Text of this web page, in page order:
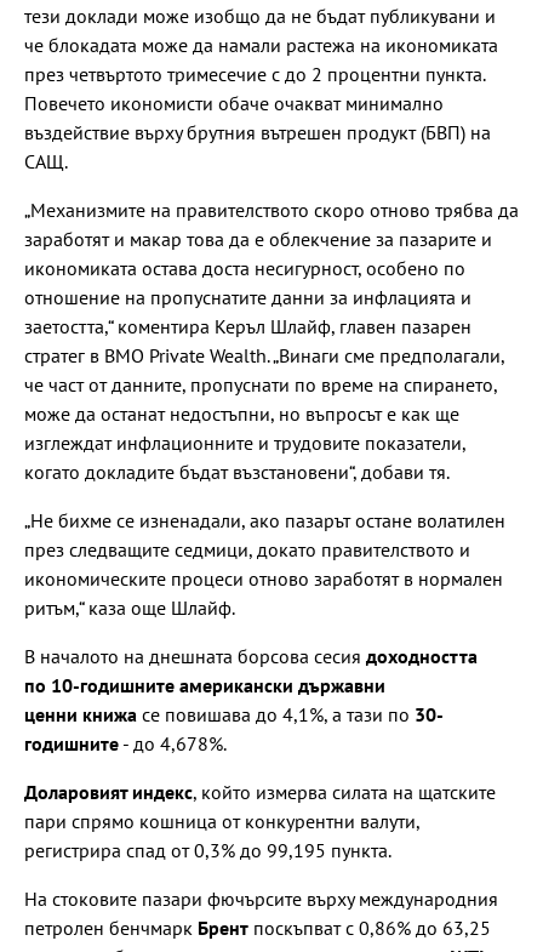
тези доклади може изобщо да не бъдат публикувани и
че блокадата може да намали растежа на икономиката
през четвъртото тримесечие с до 2 процентни пункта.
Повечето икономисти обаче очакват минимално
въздействие върху брутния вътрешен продукт (БВП) на
САЩ.
„Механизмите на правителството скоро отново трябва да
заработят и макар това да е облекчение за пазарите и
икономиката остава доста несигурност, особено по
отношение на пропуснатите данни за инфлацията и
заетостта,“ коментира Керъл Шлайф, главен пазарен
стратег в BMO Private Wealth. „Винаги сме предполагали,
че част от данните, пропуснати по време на спирането,
може да останат недостъпни, но въпросът е как ще
изглеждат инфлационните и трудовите показатели,
когато докладите бъдат възстановени“, добави тя.
„Не бихме се изненадали, ако пазарът остане волатилен
през следващите седмици, докато правителството и
икономическите процеси отново заработят в нормален
ритъм,“ каза още Шлайф.
В началото на днешната борсова сесия доходността
по 10-годишните американски държавни
ценни книжа се повишава до 4,1%, а тази по 30-
годишните - до 4,678%.
Доларовият индекс, който измерва силата на щатските
пари спрямо кошница от конкурентни валути,
регистрира спад от 0,3% до 99,195 пункта.
На стоковите пазари фючърсите върху международния
петролен бенчмарк Брент поскъпват с 0,86% до 63,25